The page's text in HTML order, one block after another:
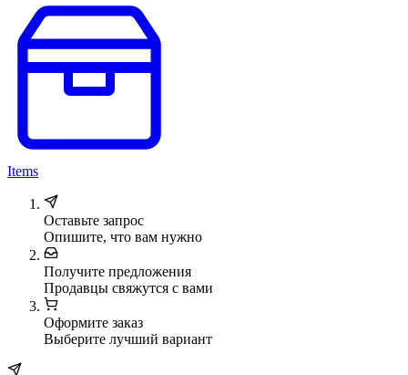
Items
Оставьте запрос
Опишите, что вам нужно
Получите предложения
Продавцы свяжутся с вами
Оформите заказ
Выберите лучший вариант